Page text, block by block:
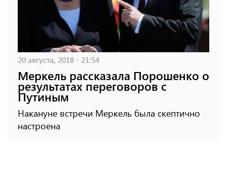
20 августа, 2018 - 21:54
Меркель рассказала Порошенко о
результатах переговоров с
Путиным
Накануне встречи Меркель была скептично
настроена